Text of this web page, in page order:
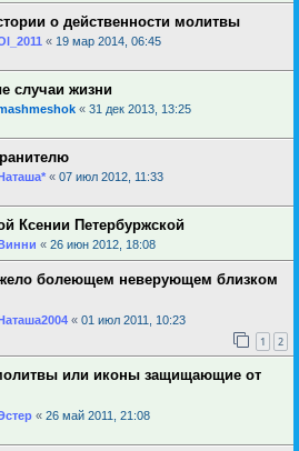
о действенности молитвы
« 19 мар 2014, 06:45
случаи жизни
« 31 дек 2013, 13:25
« 07 июл 2012, 11:33
Ксении Петербуржской
« 26 июн 2012, 18:08
болеющем неверующем близком
« 01 июл 2011, 10:23
1 2
или иконы защищающие от
« 26 май 2011, 21:08